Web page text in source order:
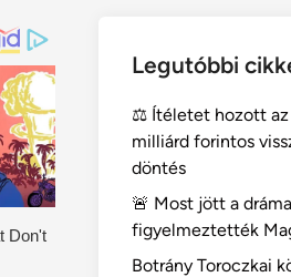
Legutóbbi
⚖️ Ítéletet hozott az
milliárd forintos
döntés
🚨 Most jött a
figyelmeztették
Botrány Toroczkai